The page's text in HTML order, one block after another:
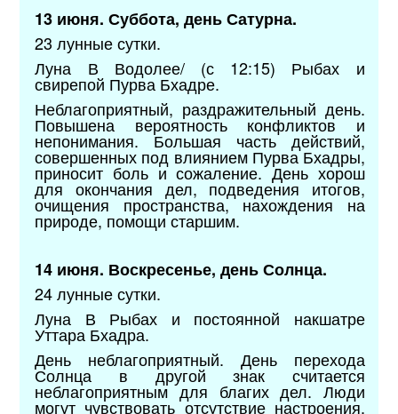
13 июня. Суббота, день Сатурна.
23 лунные сутки.
Луна В Водолее/ (с 12:15) Рыбах и
свирепой Пурва Бхадре.
Неблагоприятный, раздражительный день.
Повышена вероятность конфликтов и
непонимания. Большая часть действий,
совершенных под влиянием Пурва Бхадры,
приносит боль и сожаление. День хорош
для окончания дел, подведения итогов,
очищения пространства, нахождения на
природе, помощи старшим.
14 июня. Воскресенье, день Солнца.
24 лунные сутки.
Луна В Рыбах и постоянной накшатре
Уттара Бхадра.
День неблагоприятный. День перехода
Солнца в другой знак считается
неблагоприятным для благих дел. Люди
могут чувствовать отсутствие настроения.